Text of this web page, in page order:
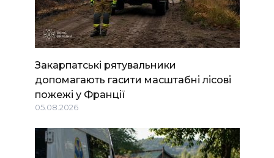
Закарпатські рятувальники
допомагають гасити масштабні лісові
пожежі у Франції
05.08.2026